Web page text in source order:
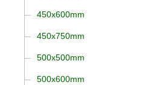
450x600mm
450x750mm
500x500mm
500x600mm